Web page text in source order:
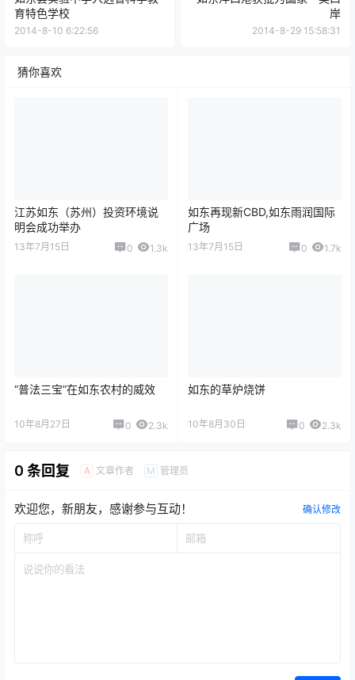
育特色学校
2014-8-10 6:22:56
岸
2014-8-29 15:58:31
猜你喜欢
江苏如东（苏州）投资环境说
明会成功举办
13年7月15日 0 1.3k
如东再现新CBD,如东雨润国际
广场
13年7月15日 0 1.7k
“普法三宝”在如东农村的威效
10年8月27日 0 2.3k
如东的草炉烧饼
10年8月30日 0 2.3k
0 条回复 A 文章作者 M 管理员
欢迎您，新朋友，感谢参与互动！ 确认修改